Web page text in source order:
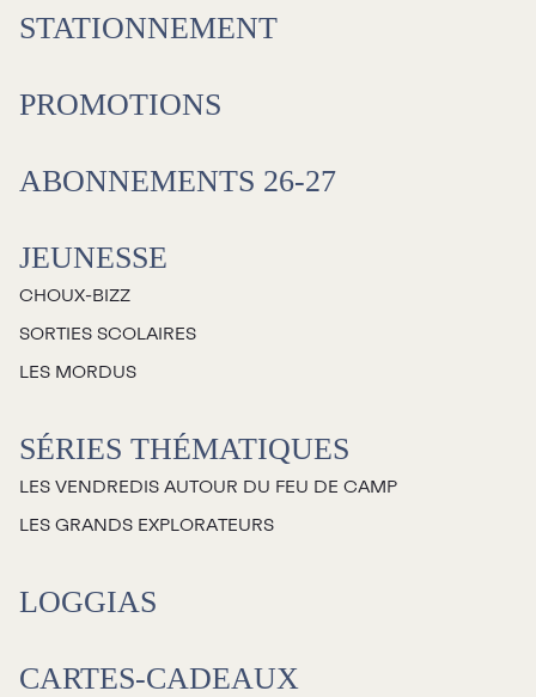
Carte blanche
La FameUSe
espaces
Loggias
Stationnement
Nous joindre
Emplois
STATIONNEMENT
PROMOTIONS
ABONNEMENTS 26-27
JEUNESSE
CHOUX-BIZZ
SORTIES SCOLAIRES
LES MORDUS
SÉRIES THÉMATIQUES
LES VENDREDIS AUTOUR DU FEU DE CAMP
LES GRANDS EXPLORATEURS
LOGGIAS
CARTES-CADEAUX